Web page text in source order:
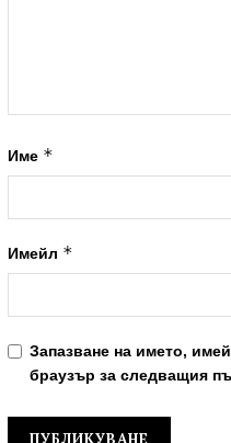
Име *
Имейл *
Запазване на името,
браузър за следващия